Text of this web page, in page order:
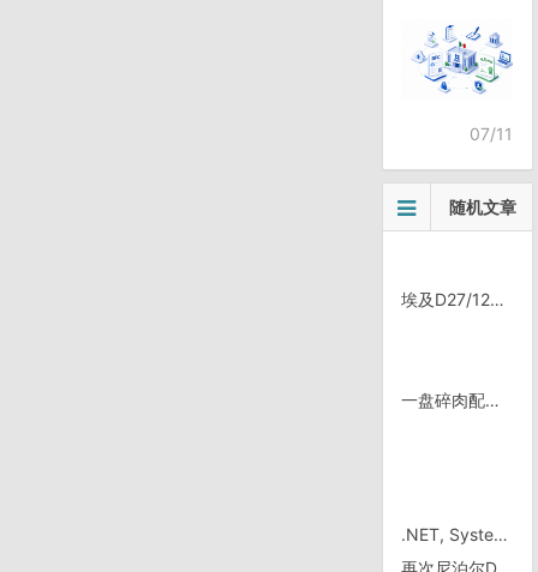
07/11
随机文章
埃及D27/1226，亚历山大的菜市场
一盘碎肉配上玉米饼 还是 数个tacos?
.NET, System.Web.Mail.SmtpMail 的多线程不安全问题
再次尼泊尔D16/0922，蚂蚁的搜索能力太强了